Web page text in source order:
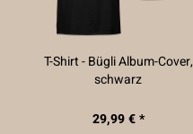
T-Shirt - Bügli Album-Cover,
schwarz
29,99 € *